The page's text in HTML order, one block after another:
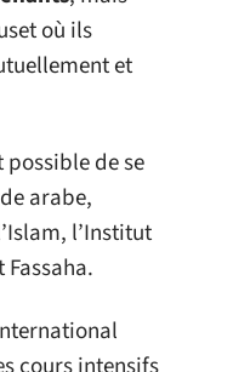
où ils
et
possible de se
arabe,
l’Institut